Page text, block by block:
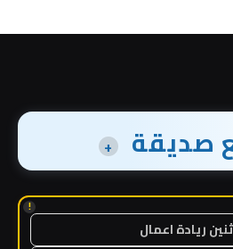
صديقة +
!
ريادة اعمال